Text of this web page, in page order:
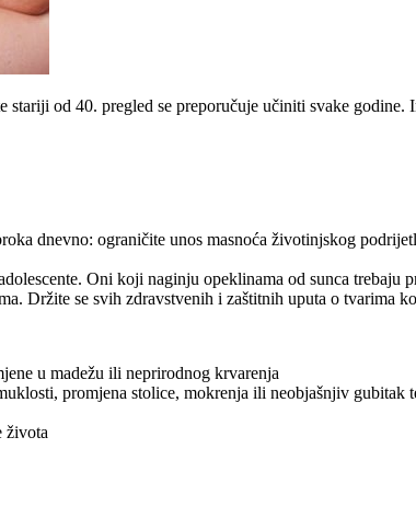
od 40. pregled se preporučuje učiniti svake
dnevno: ograničite unos masnoća životinjskog
Oni koji naginju opeklinama od sunca
Držite se svih zdravstvenih i zaštitnih uputa o tvarima
u madežu ili neprirodnog krvarenja
promjena stolice, mokrenja ili neobjašnjiv gubitak
života